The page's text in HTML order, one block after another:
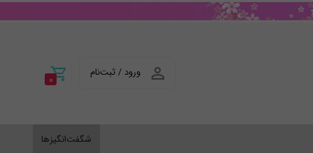
0
ورود / ثبت‌نام
شگفت‌انگیزها